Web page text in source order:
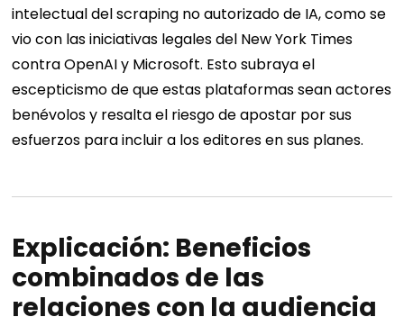
intelectual del scraping no autorizado de IA, como se
vio con las iniciativas legales del New York Times
contra OpenAI y Microsoft. Esto subraya el
escepticismo de que estas plataformas sean actores
benévolos y resalta el riesgo de apostar por sus
esfuerzos para incluir a los editores en sus planes.
Explicación: Beneficios
combinados de las
relaciones con la audiencia